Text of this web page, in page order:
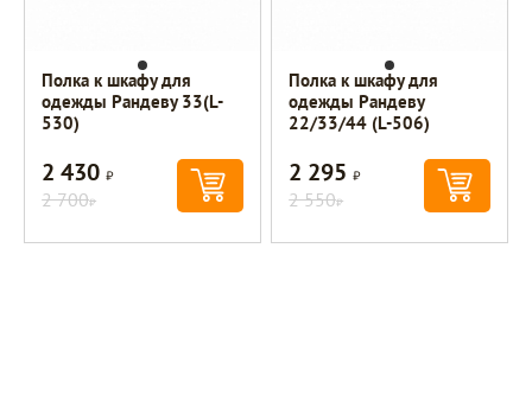
Полка к шкафу для
одежды Рандеву 33(L-
530)
2 430Р
2 700Р
Полка к шкафу для
одежды Рандеву
22/33/44 (L-506)
2 295Р
2 550Р